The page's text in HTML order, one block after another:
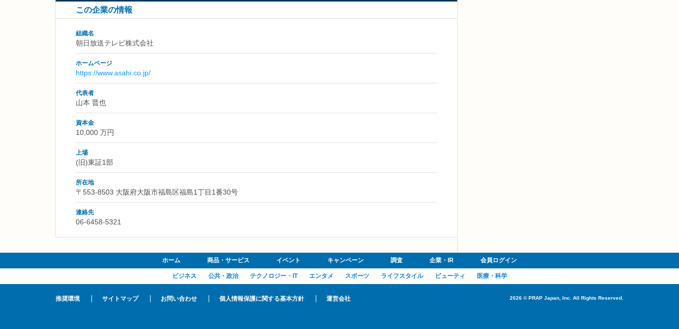
この企業の情報
組織名
朝日放送テレビ株式会社
ホームページ
https://www.asahi.co.jp/
代表者
山本 晋也
資本金
10,000 万円
上場
(旧)東証1部
所在地
〒553-8503 大阪府大阪市福島区福島1丁目1番30号
連絡先
06-6458-5321
ホーム 商品・サービス イベント キャンペーン 調査 企業・IR 会員ログイン
ビジネス 公共・政治 テクノロジー・IT エンタメ スポーツ ライフスタイル ビューティ 医療・科学
推奨環境 サイトマップ お問い合わせ 個人情報保護に関する基本方針 運営会社 2026 ©PRAP Japan, Inc. All Rights Reserved.